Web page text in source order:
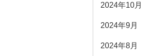
2024年10月
2024年9月
2024年8月